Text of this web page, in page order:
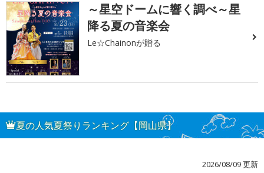
～星空ドームに響く調べ～星
降る夏の音楽会
Le☆Chainonが贈る
夏の人気夏祭りランキング【岡山県】
2026/08/09 更新